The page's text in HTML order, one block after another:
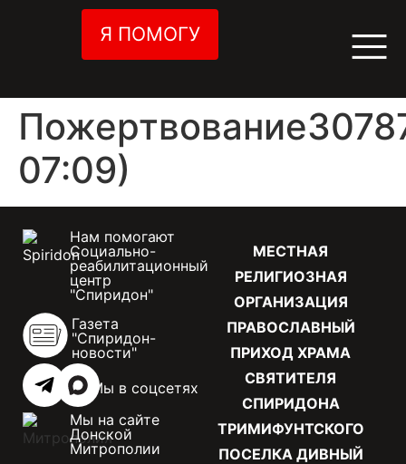
Я ПОМОГУ
07:09)
МЕСТНАЯ
РЕЛИГИОЗНАЯ
ОРГАНИЗАЦИЯ
ПРАВОСЛАВНЫЙ
ПРИХОД ХРАМА
СВЯТИТЕЛЯ
СПИРИДОНА
ТРИМИФУНТСКОГО
ПОСЕЛКА ДИВНЫЙ
Нам помогают
Социально-
реабилитационный
центр
"Спиридон"
Газета
"Спиридон-
новости"
Мы в соцсетях
Мы на сайте
Донской
Митрополии